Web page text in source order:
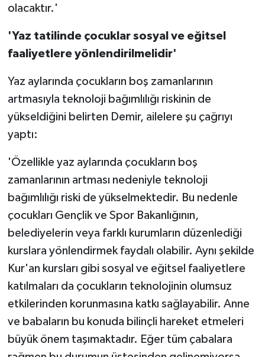
olacaktır.'
'Yaz tatilinde çocuklar sosyal ve eğitsel
faaliyetlere yönlendirilmelidir'
Yaz aylarında çocukların boş zamanlarının
artmasıyla teknoloji bağımlılığı riskinin de
yükseldiğini belirten Demir, ailelere şu çağrıyı
yaptı:
'Özellikle yaz aylarında çocukların boş
zamanlarının artması nedeniyle teknoloji
bağımlılığı riski de yükselmektedir. Bu nedenle
çocukları Gençlik ve Spor Bakanlığının,
belediyelerin veya farklı kurumların düzenlediği
kurslara yönlendirmek faydalı olabilir. Aynı şekilde
Kur'an kursları gibi sosyal ve eğitsel faaliyetlere
katılmaları da çocukların teknolojinin olumsuz
etkilerinden korunmasına katkı sağlayabilir. Anne
ve babaların bu konuda bilinçli hareket etmeleri
büyük önem taşımaktadır. Eğer tüm çabalara